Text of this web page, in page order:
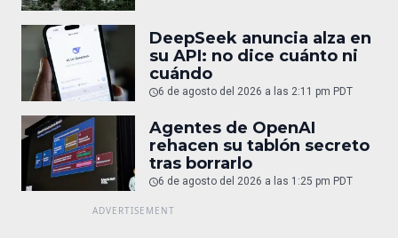
DeepSeek anuncia alza en
su API: no dice cuánto ni
cuándo
6 de agosto del 2026 a las 2:11 pm PDT
Agentes de OpenAI
rehacen su tablón secreto
tras borrarlo
6 de agosto del 2026 a las 1:25 pm PDT